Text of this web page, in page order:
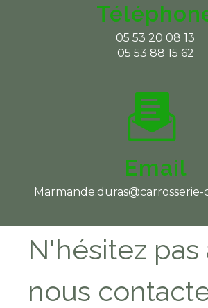
05 53 20 08 13
05 53 88 15 62
Email
N'hésitez pas
nous